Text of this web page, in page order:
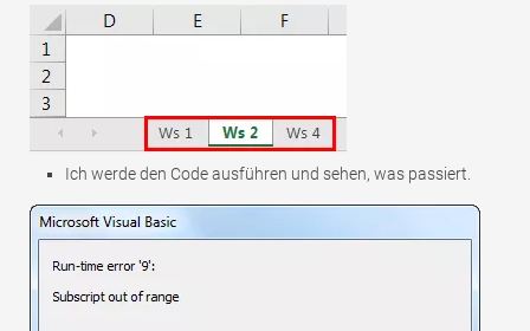
Ich werde den Code ausführen und sehen, was passiert.